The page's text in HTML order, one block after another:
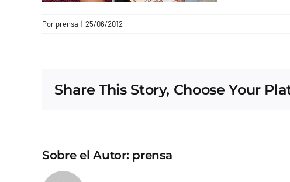
Por prensa | 25/06/2012
Share This Story, Choose Your
Sobre el Autor: prensa